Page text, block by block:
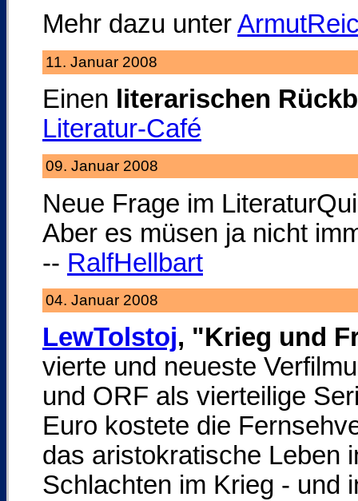
Mehr dazu unter
11. Januar 2008
Einen literarischen
Literatur-Café
09. Januar 2008
Neue Frage im
Aber es müsen ja nicht
-- RalfHellbart
04. Januar 2008
LewTolstoj, "Krieg und
vierte und neueste
und ORF als vierteilige
Euro kostete die
das aristokratische Leben
Schlachten im Krieg - und